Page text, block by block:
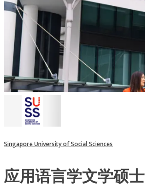
Singapore University of Social Sciences
应用语言学文学硕士